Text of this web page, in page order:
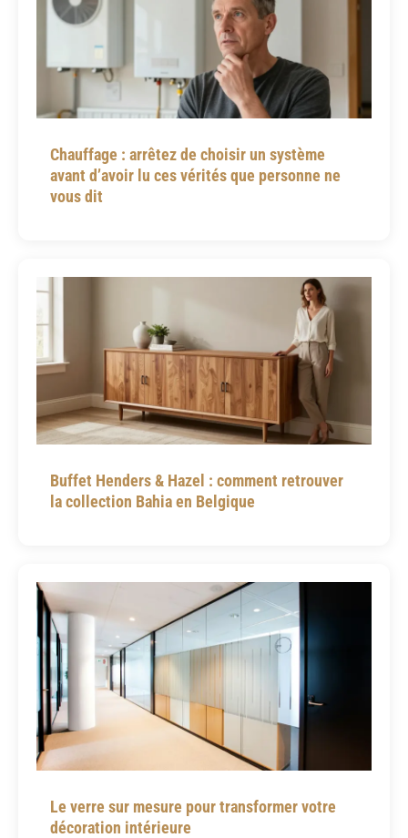
Chauffage : arrêtez de choisir un système
avant d’avoir lu ces vérités que personne ne
vous dit
Buffet Henders & Hazel : comment retrouver
la collection Bahia en Belgique
Le verre sur mesure pour transformer votre
décoration intérieure